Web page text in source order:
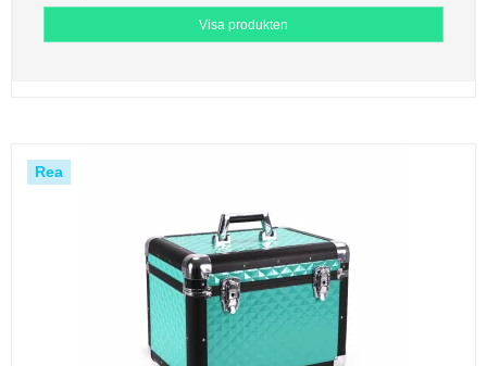
Visa produkten
Rea